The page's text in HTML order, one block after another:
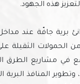
هذه الجهود.
جافّة عند مداخل
الثقيلة
في مشاريع الطرق
المنافذ البرية